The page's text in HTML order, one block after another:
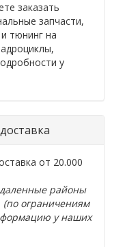
заказать
запчасти,
тюнинг на
у
от 20.000
районы
(по ограничениям
у наших